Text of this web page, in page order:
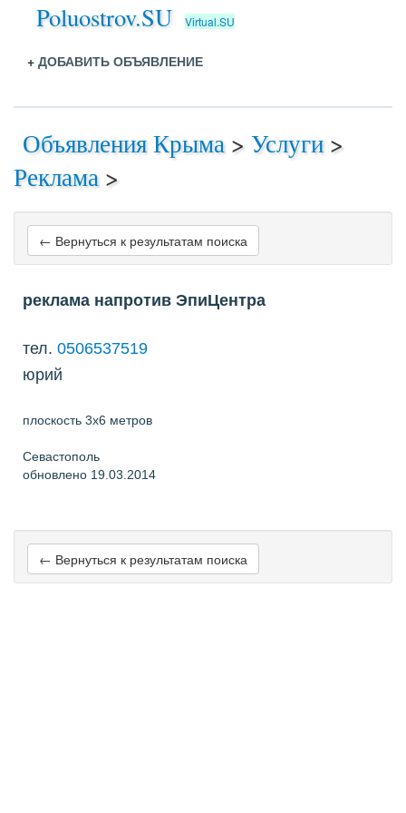
Poluostrov.SU Virtual.SU
+ ДОБАВИТЬ ОБЪЯВЛЕНИЕ
Объявления Крыма > Услуги >
Реклама >
← Вернуться к результатам поиска
реклама напротив ЭпиЦентра
тел. 0506537519
юрий
плоскость 3х6 метров
Севастополь
обновлено 19.03.2014
← Вернуться к результатам поиска